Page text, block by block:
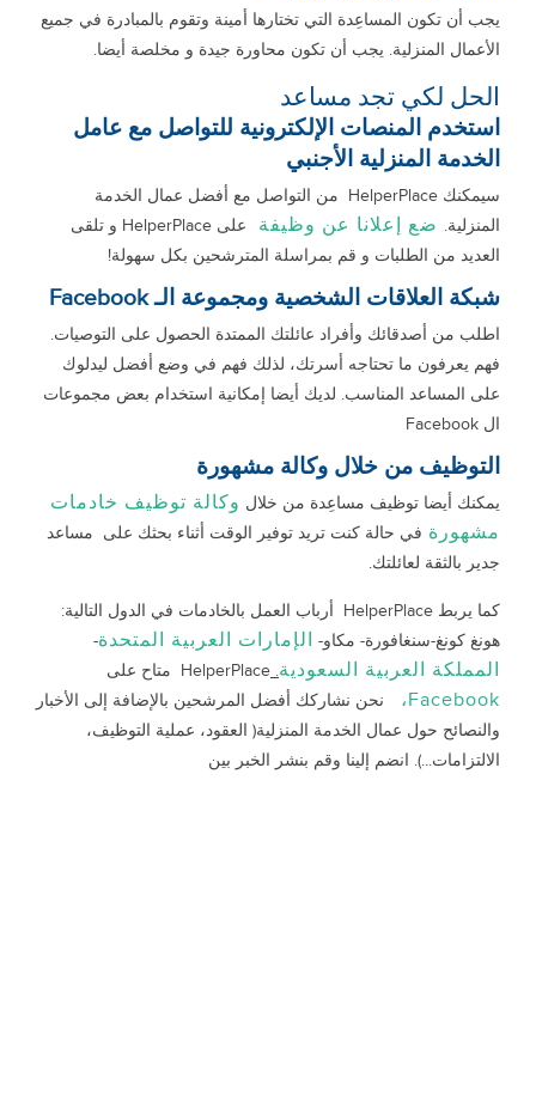
يجب أن تكون المساعِدة التي تختارها أمينة وتقوم بالمبادرة في جميع
الأعمال المنزلية. يجب أن تكون محاورة جيدة و مخلصة أيضا.
الحل لكي تجد مساعد
استخدم المنصات الإلكترونية للتواصل مع عامل
الخدمة المنزلية الأجنبي
سيمكنك HelperPlace من التواصل مع أفضل عمال الخدمة
المنزلية. ضع إعلانا عن وظيفة
على HelperPlace و تلقى
العديد من الطلبات و قم بمراسلة المترشحين بكل سهولة!
شبكة العلاقات الشخصية ومجموعة الـ Facebook
اطلب من أصدقائك وأفراد عائلتك الممتدة الحصول على التوصيات.
فهم يعرفون ما تحتاجه أسرتك، لذلك فهم في وضع أفضل ليدلوك
على المساعد المناسب. لديك أيضا إمكانية استخدام بعض مجموعات
ال Facebook
التوظيف من خلال وكالة مشهورة
يمكنك أيضا توظيف مساعِدة من خلال وكالة توظيف خادمات
مشهورة في حالة كنت تريد توفير الوقت أثناء بحثك على مساعد
جدير بالثقة لعائلتك.
كما يربط HelperPlace أرباب العمل بالخادمات في الدول التالية:
هونغ كونغ-سنغافورة- مكاو- الإمارات العربية المتحدة-
المملكة العربية السعودية. HelperPlace متاح على
Facebook،
نحن نشاركك أفضل المرشحين بالإضافة إلى الأخبار
والنصائح حول عمال الخدمة المنزلية( العقود، عملية التوظيف،
الالتزامات...). انضم إلينا وقم بنشر الخبر بين